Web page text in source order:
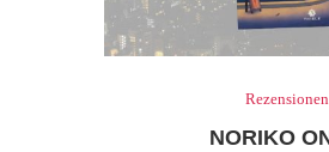
Rezensionen
NORIKO